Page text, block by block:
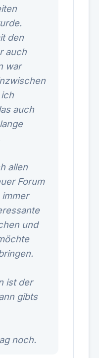
den
auch
war
auch
allen
Forum
und
ist der
gibts
noch.